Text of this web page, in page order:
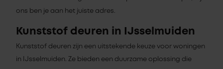
ons ben je aan het juiste adres.
Kunststof deuren in IJsselmuiden
Kunststof deuren zijn een uitstekende keuze voor woningen
in IJsselmuiden. Ze bieden een duurzame oplossing die